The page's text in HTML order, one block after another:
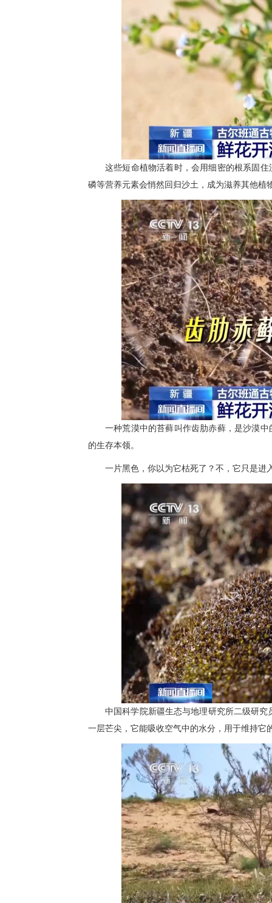
这些短命植物活着时，会用细密的根系固
磷等营养元素会悄然回归沙土，成为滋养其他
一种荒漠中的苔藓叫作齿肋赤藓，是沙漠
的生存本领。
一片黑色，你以为它枯死了？不，它只是进
中国科学院新疆生态与地理研究所二级研
一层芒尖，它能吸收空气中的水分，用于维持它